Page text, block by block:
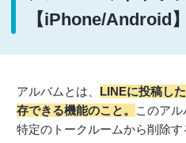
【iPhone/Android】
アルバムとは、 LINEに投稿し
存できる機能のこと。
このアル
特定のトークルームから削除す